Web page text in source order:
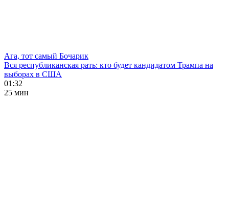
Ага, тот самый Бочарик
Вся республиканская рать: кто будет кандидатом Трампа на
выборах в США
01:32
25 мин